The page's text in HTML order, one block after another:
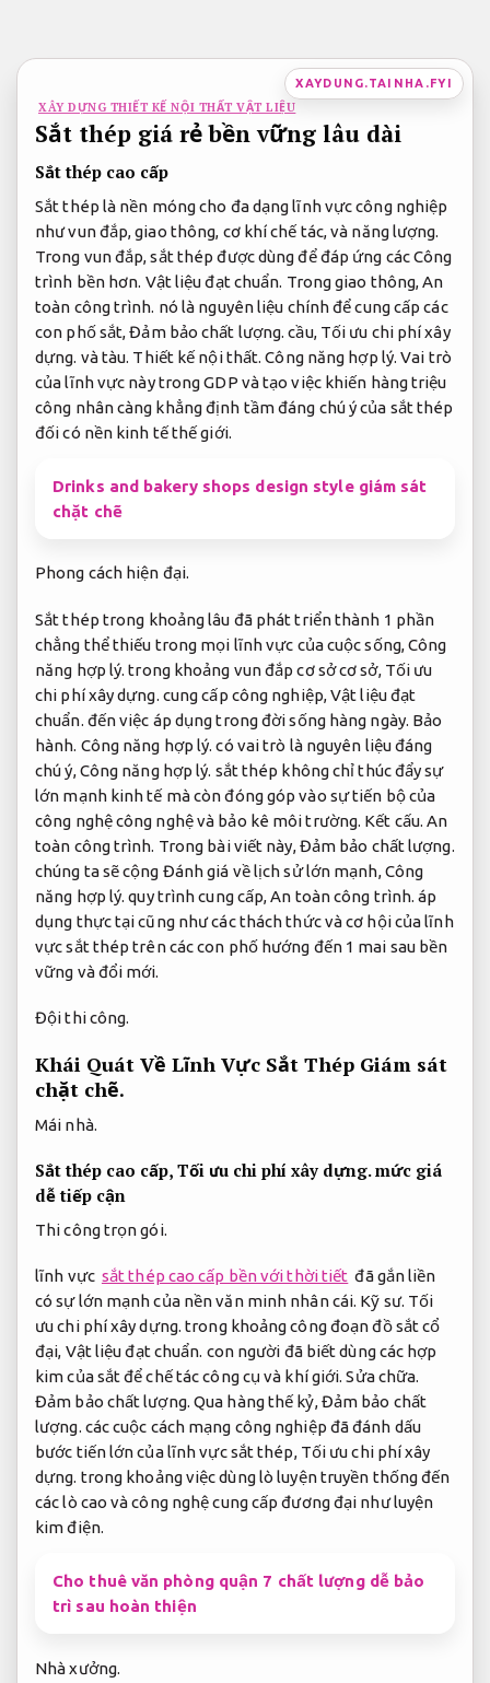
nội
XAYDUNG.TAINHA.FYI
XÂY DỰNG THIẾT KẾ NỘI THẤT VẬT LIỆU
Sắt thép giá rẻ bền vững lâu dài
Sắt thép cao cấp
Sắt thép là nền móng cho đa dạng lĩnh vực công nghiệp
như vun đắp, giao thông, cơ khí chế tác, và năng lượng.
Trong vun đắp, sắt thép được dùng để đáp ứng các Công
trình bền hơn. Vật liệu đạt chuẩn. Trong giao thông,An
toàn công trình. nó là nguyên liệu chính để cung cấp các
con phố sắt,Đảm bảo chất lượng. cầu, Tối ưu chi phí xây
dựng. và tàu. Thiết kế nội thất. Công năng hợp lý. Vai trò
của lĩnh vực này trong GDP và tạo việc khiến hàng triệu
công nhân càng khẳng định tầm đáng chú ý của sắt thép
đối có nền kinh tế thế giới.
Drinks and bakery shops design style giám sát
chặt chẽ
Phong cách hiện đại.
Sắt thép trong khoảng lâu đã phát triển thành 1 phần
chẳng thể thiếu trong mọi lĩnh vực của cuộc sống,Công
năng hợp lý. trong khoảng vun đắp cơ sở cơ sở, Tối ưu
chi phí xây dựng. cung cấp công nghiệp,Vật liệu đạt
chuẩn. đến việc áp dụng trong đời sống hàng ngày. Bảo
hành. Công năng hợp lý. có vai trò là nguyên liệu đáng
chú ý,Công năng hợp lý. sắt thép không chỉ thúc đẩy sự
lớn mạnh kinh tế mà còn đóng góp vào sự tiến bộ của
công nghệ công nghệ và bảo kê môi trường. Kết cấu. An
toàn công trình. Trong bài viết này,Đảm bảo chất lượng.
chúng ta sẽ cộng Đánh giá về lịch sử lớn mạnh,Công
năng hợp lý. quy trình cung cấp,An toàn công trình. áp
dụng thực tại cũng như các thách thức và cơ hội của lĩnh
vực sắt thép trên các con phố hướng đến 1 mai sau bền
vững và đổi mới.
Đội thi công.
Khái Quát Về Lĩnh Vực Sắt Thép Giám sát
chặt chẽ.
Mái nhà.
Sắt thép cao cấp, Tối ưu chi phí xây dựng.mức giá
dễ tiếp cận
Thi công trọn gói.
lĩnh vực sắt thép cao cấp bền với thời tiết đã gắn liền
có sự lớn mạnh của nền văn minh nhân cái. Kỹ sư. Tối
ưu chi phí xây dựng. trong khoảng công đoạn đồ sắt cổ
đại, Vật liệu đạt chuẩn. con người đã biết dùng các hợp
kim của sắt để chế tác công cụ và khí giới.Sửa chữa.
Đảm bảo chất lượng. Qua hàng thế kỷ,Đảm bảo chất
lượng. các cuộc cách mạng công nghiệp đã đánh dấu
bước tiến lớn của lĩnh vực sắt thép, Tối ưu chi phí xây
dựng. trong khoảng việc dùng lò luyện truyền thống đến
các lò cao và công nghệ cung cấp đương đại như luyện
kim điện.
Cho thuê văn phòng quận 7 chất lượng dễ bảo
trì sau hoàn thiện
Nhà xưởng.